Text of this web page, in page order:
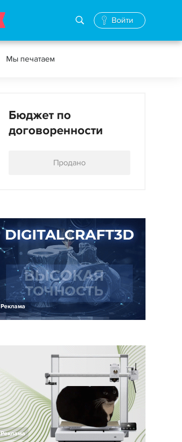
Войти
Мы печатаем
Бюджет по
договоренности
Продано
Реклама
Реклама